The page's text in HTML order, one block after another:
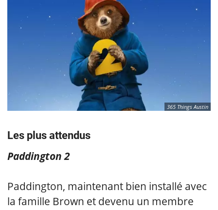
365 Things Austin
Les plus attendus
Paddington 2
Paddington, maintenant bien installé avec
la famille Brown et devenu un membre